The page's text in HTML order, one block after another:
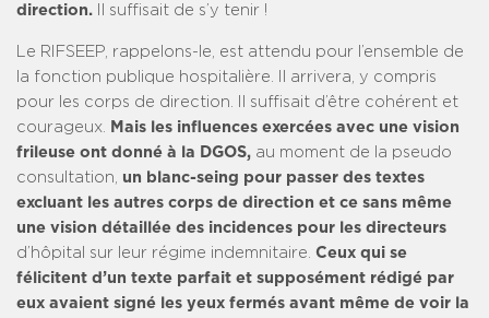
direction. Il suffisait de s’y tenir !
Le RIFSEEP, rappelons-le, est attendu pour l’ensemble de
la fonction publique hospitalière. Il arrivera, y compris
pour les corps de direction. Il suffisait d’être cohérent et
courageux.
Mais les influences exercées avec une vision
frileuse ont donné à la DGOS, au moment de la pseudo
consultation, un blanc-seing pour passer des textes
excluant les autres corps de direction et ce sans même
une vision détaillée des incidences pour les directeurs
d’hôpital sur leur régime indemnitaire. Ceux qui se
félicitent d’un texte parfait et supposément rédigé par
eux avaient signé les yeux fermés avant même de voir la